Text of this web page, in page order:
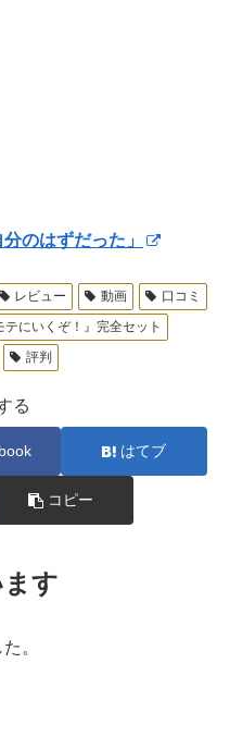
のはずだった」
レビュー 動画
口コミ
にいくぞ！』完全セット
評判
る
はてブ
コピー
す
。